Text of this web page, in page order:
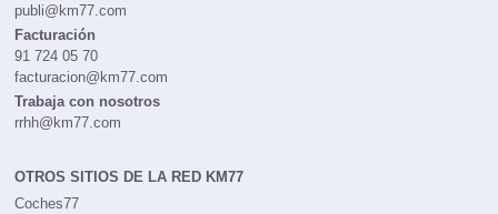
publi@km77.com
Facturación
91 724 05 70
facturacion@km77.com
Trabaja con nosotros
rrhh@km77.com
OTROS SITIOS DE LA RED KM77
Coches77